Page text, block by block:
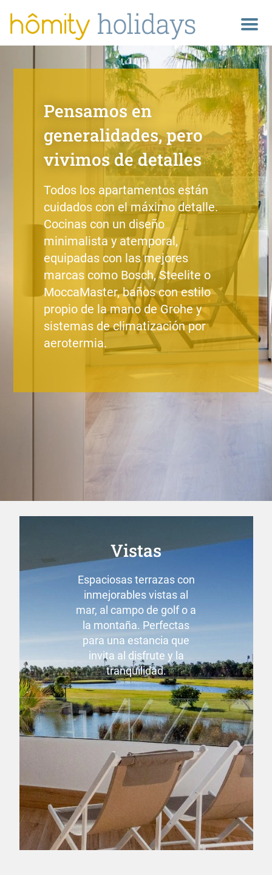
M
n
u
Pensamos en
generalidades, pero
vivimos de detalles
Todos los apartamentos están
cuidados con el máximo detalle.
Cocinas con un diseño
minimalista y atemporal,
equipadas con las mejores
marcas como Bosch, Steelite o
MoccaMaster, baños con estilo
propio de la mano de Grohe y
sistemas de climatización por
aerotermia.
Vistas
Espaciosas terrazas con
inmejorables vistas al
mar, al campo de golf o a
la montaña. Perfectas
para una estancia que
invita al disfrute y la
tranquilidad.